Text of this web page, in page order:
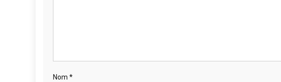
Nom *